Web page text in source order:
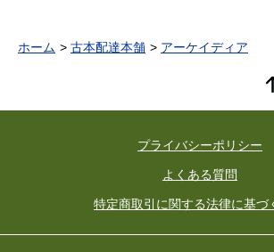
ホーム 古本配達本舗 アーケイディア
プライバシーポリシー
よくある質問
特定商取引に関する法律に基づ